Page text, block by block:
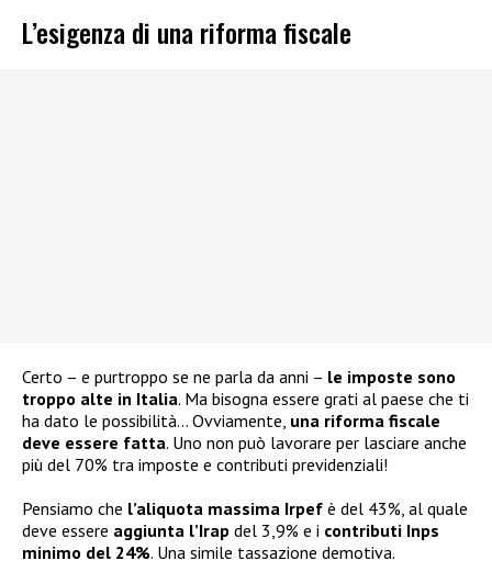
L’esigenza di una riforma fiscale
Certo – e purtroppo se ne parla da anni – le imposte sono
troppo alte in Italia. Ma bisogna essere grati al paese che ti
ha dato le possibilità… Ovviamente, una riforma fiscale
deve essere fatta. Uno non può lavorare per lasciare anche
più del 70% tra imposte e contributi previdenziali!
Pensiamo che l’aliquota massima Irpef è del 43%, al quale
deve essere aggiunta l’Irap del 3,9% e i contributi Inps
minimo del 24%. Una simile tassazione demotiva.